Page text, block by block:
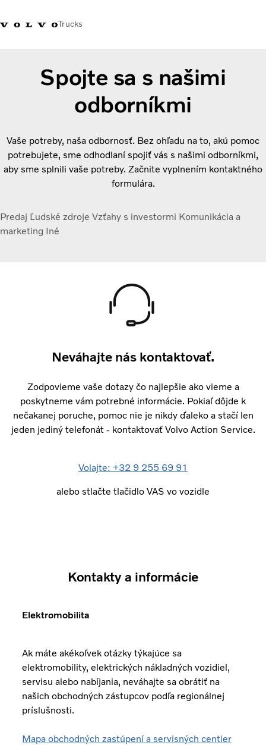
Trucks
Segmentácia dopravy
Predajná a servisná sieť
Novinky
O nás
Spojte sa s našimi
odborníkmi
Vaše potreby, naša odbornosť. Bez ohľadu na to, akú pomoc
potrebujete, sme odhodlaní spojiť vás s našimi odborníkmi,
aby sme splnili vaše potreby. Začnite vyplnením kontaktného
formulára.
Predaj Ľudské zdroje Vzťahy s investormi Komunikácia a
marketing Iné
Neváhajte nás kontaktovať.
Zodpovieme vaše dotazy čo najlepšie ako vieme a
poskytneme vám potrebné informácie. Pokiaľ dôjde k
nečakanej poruche, pomoc nie je nikdy ďaleko a stačí len
jeden jediný telefonát - kontaktovať Volvo Action Service.
Volajte: +32 9 255 69 91
alebo stlačte tlačidlo VAS vo vozidle
Kontakty a informácie
Elektromobilita
Ak máte akékoľvek otázky týkajúce sa
elektromobility, elektrických nákladných vozidiel,
servisu alebo nabíjania, neváhajte sa obrátiť na
našich obchodných zástupcov podľa regionálnej
príslušnosti.
Mapa obchodných zastúpení a servisných centier